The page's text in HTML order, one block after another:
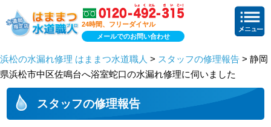
24時間、フリーダイヤル
メールでのお問い合わせ
浜松の水漏れ修理 はままつ水道職人 > スタッフの修理報告 > 静岡
県浜松市中区佐鳴台へ浴室蛇口の水漏れ修理に伺いました
スタッフの修理報告